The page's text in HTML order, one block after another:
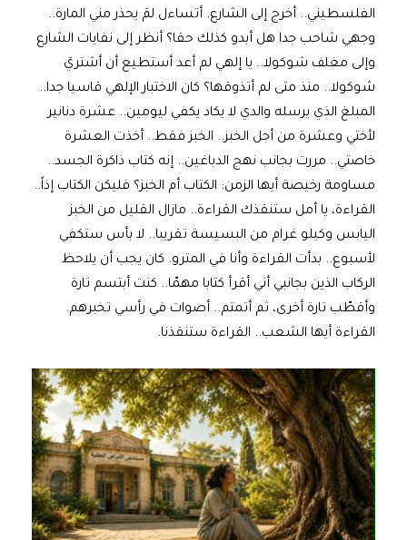
الفلسطيني.. أخرج إلى الشارع. أتساءل لمَ يحذر مني المارة..
وجهي شاحب جدا هل أبدو كذلك حقا؟ أنظر إلى نفايات الشارع
وإلى مغلف شوكولا.. يا إلهي لم أعد أستطيع أن أشتريَ
شوكولا.. منذ متى لم أتذوقها؟ كان الاختبار الإلهي قاسيا جدا..
المبلغ الذي يرسله والدي لا يكاد يكفي ليومين.. عشرة دنانير
لأختي وعشرة من أجل الخبز.. الخبز فقط.. أخذت العشرة
خاصتي.. مررت بجانب نهج الدباغين.. إنه كتاب ذاكرة الجسد..
مساومة رخيصة أيها الزمن: الكتاب أم الخبز؟ فليكن الكتاب إذاً..
القراءة، يا أمل ستنقذك القراءة.. مازال القليل من الخبز
اليابس وكيلو غرام من البسيسة تقريبا.. لا بأس ستكفي
لأسبوع.. بدأت القراءة وأنا في المترو. كان يجب أن يلاحظ
الركاب الذين بجانبي أني أقرأ كتابا مهمّا.. كنت أبتسم تارة
وأقطّب تارة أخرى، ثم أتمتم.. أصوات في رأسي تخبرهم.
القراءة أيها الشعب.. القراءة ستنقذنا.